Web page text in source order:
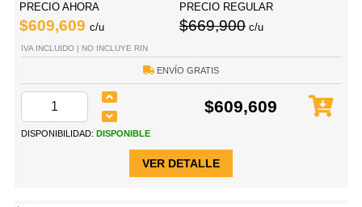
PRECIO AHORA
$609,609 c/u
PRECIO REGULAR
$669,900 c/u
IVA INCLUIDO | NO INCLUYE RIN
ENVÍO GRATIS
$609,609
DISPONIBILIDAD: DISPONIBLE
VER DETALLE